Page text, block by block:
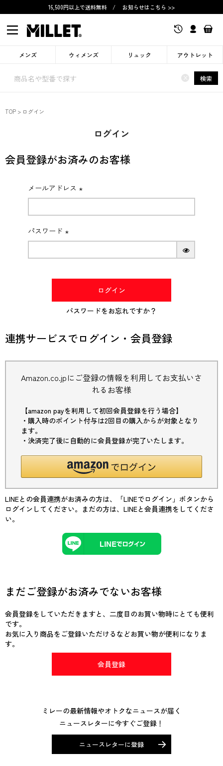
16,500円以上で送料無料 / お知らせはこちら >>
メンズ ウィメンズ リュック アウトレット
× 検索
TOP ログイン
ログイン
会員登録がお済みのお客様
メールアドレス
(必
パスワード
(必
ログイン
パスワードをお忘れですか？
連携サービスでログイン・会員登録
Amazon.co.jpにご登録の情報を利用してお支払いさ
れるお客様
【amazon payを利用して初回会員登録を行う場合】
・購入時のポイント付与は2回目の購入からが対象となり
ます。
・決済完了後に自動的に会員登録が完了いたします。
LINEとの会員連携がお済みの方は、「LINEでログイン」ボタンから
ログインしてください。まだの方は、 LINEと会員連携をしてくださ
い。
まだご登録がお済みでないお客様
会員登録をしていただきますと、二度目のお買い物時にとても便利
です。
お気に入り商品をご登録いただけるなどお買い物が便利になりま
す。
会員登録
ミレーの最新情報やオトクなニュースが届く
ニュースレターに今すぐご登録！
ニュースレターに登録